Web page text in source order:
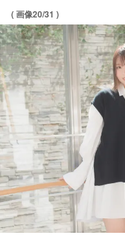
( 画像20/31 )